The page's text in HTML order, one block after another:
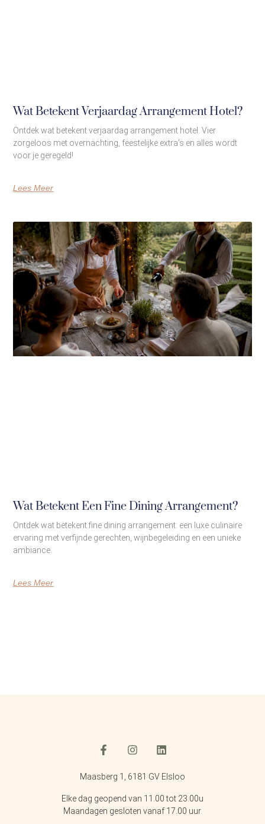
Wat Betekent Verjaardag Arrangement Hotel?
Ontdek wat betekent verjaardag arrangement hotel. Vier
zorgeloos met overnachting, feestelijke extra’s en alles wordt
voor je geregeld!
Lees Meer
Wat Betekent Een Fine Dining Arrangement?
Ontdek wat betekent fine dining arrangement: een luxe culinaire
ervaring met verfijnde gerechten, wijnbegeleiding en een unieke
ambiance.
Lees Meer
Maasberg 1, 6181 GV Elsloo
Elke dag geopend van 11.00 tot 23.00u
Maandagen gesloten vanaf 17.00 uur.